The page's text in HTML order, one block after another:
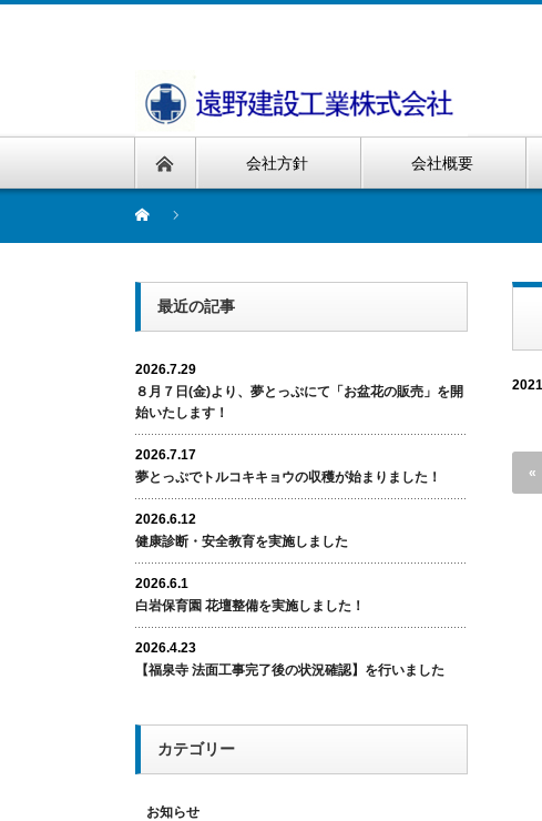
会社方針 会社概要
«
最近の記事
2026.7.29
８月７日(金)より、夢とっぷにて「お盆花の販売」を開
始いたします！
2026.7.17
夢とっぷでトルコキキョウの収穫が始まりました！
2026.6.12
健康診断・安全教育を実施しました
2026.6.1
白岩保育園 花壇整備を実施しました！
2026.4.23
【福泉寺 法面工事完了後の状況確認】を行いました
カテゴリー
お知らせ